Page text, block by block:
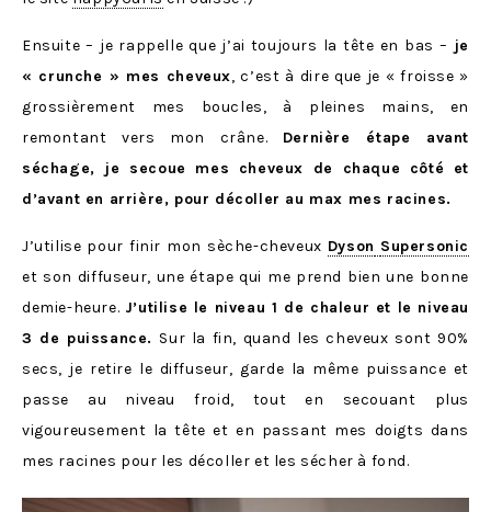
Ensuite – je rappelle que j’ai toujours la tête en bas – je
« crunche » mes cheveux, c’est à dire que je « froisse »
grossièrement mes boucles, à pleines mains, en
remontant vers mon crâne. Dernière étape avant
séchage, je secoue mes cheveux de chaque côté et
d’avant en arrière, pour décoller au max mes racines.
J’utilise pour finir mon sèche-cheveux Dyson Supersonic
et son diffuseur, une étape qui me prend bien une bonne
demie-heure. J’utilise le niveau 1 de chaleur et le niveau
3 de puissance. Sur la fin, quand les cheveux sont 90%
secs, je retire le diffuseur, garde la même puissance et
passe au niveau froid, tout en secouant plus
vigoureusement la tête et en passant mes doigts dans
mes racines pour les décoller et les sécher à fond.